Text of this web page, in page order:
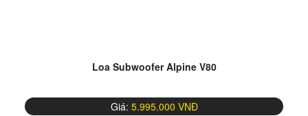
Loa Subwoofer Alpine V80
Giá: 5.995.000 VNĐ